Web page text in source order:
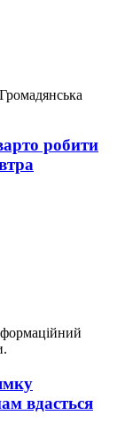
робити
вдасться